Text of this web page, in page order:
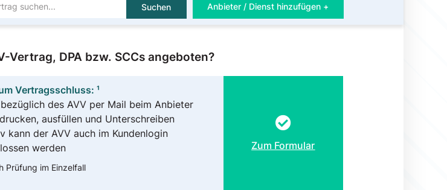
Suchen Anbieter / Dienst hinzufügen +
DPA bzw. SCCs angeboten?
Vertragsschluss: ¹
des AVV per Mail beim Anbieter
ausfüllen und Unterschreiben
kann der AVV auch im Kundenlogin
werden
Prüfung im Einzelfall
Zum Formular